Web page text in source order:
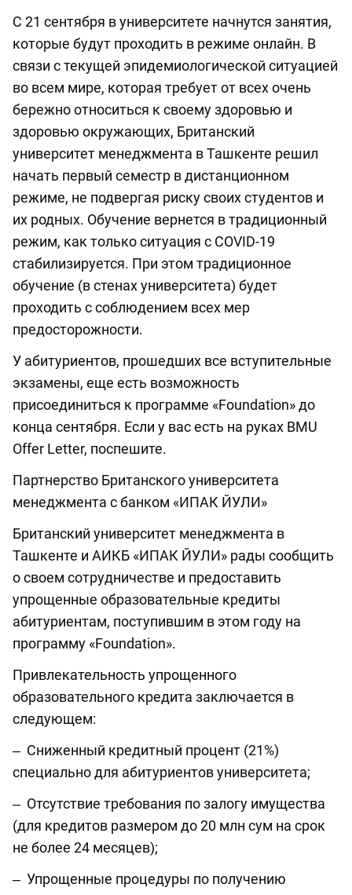
С 21 сентября в университете начнутся занятия,
которые будут проходить в режиме онлайн. В
связи с текущей эпидемиологической ситуацией
во всем мире, которая требует от всех очень
бережно относиться к своему здоровью и
здоровью окружающих, Британский
университет менеджмента в Ташкенте решил
начать первый семестр в дистанционном
режиме, не подвергая риску своих студентов и
их родных. Обучение вернется в традиционный
режим, как только ситуация с COVID-19
стабилизируется. При этом традиционное
обучение (в стенах университета) будет
проходить с соблюдением всех мер
предосторожности.
У абитуриентов, прошедших все вступительные
экзамены, еще есть возможность
присоединиться к программе «Foundation» до
конца сентября. Если у вас есть на руках BMU
Offer Letter, поспешите.
Партнерство Британского университета
менеджмента с банком «ИПАК ЙУЛИ»
Британский университет менеджмента в
Ташкенте и АИКБ «ИПАК ЙУЛИ» рады сообщить
о своем сотрудничестве и предоставить
упрощенные образовательные кредиты
абитуриентам, поступившим в этом году на
программу «Foundation».
Привлекательность упрощенного
образовательного кредита заключается в
следующем:
‒ Сниженный кредитный процент (21%)
специально для абитуриентов университетa;
‒ Отсутствие требования по залогу имущества
(для кредитов размером до 20 млн сум на срок
не более 24 месяцев);
‒ Упрощенные процедуры по получению